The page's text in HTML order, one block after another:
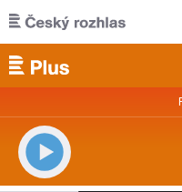
Přejít k hlavnímu obsahu